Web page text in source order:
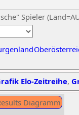
Spieler
Elo-Zeitreihe,